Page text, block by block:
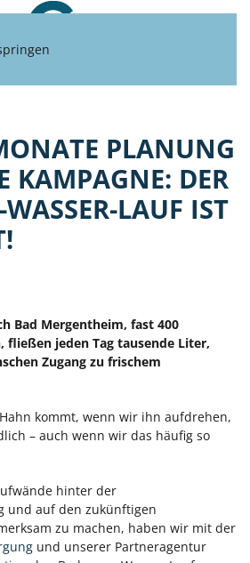
PLANUNG
KAMPAGNE: DER
LAUF IST
Bad Mergentheim, fast 400
fließen jeden Tag tausende Liter,
Zugang zu frischem
kommt, wenn wir ihn aufdrehen,
– auch wenn wir das häufig so
hinter der
und auf den zukünftigen
zu machen, haben wir mit der
und unserer Partneragentur